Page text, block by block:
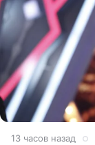
13 часов назад